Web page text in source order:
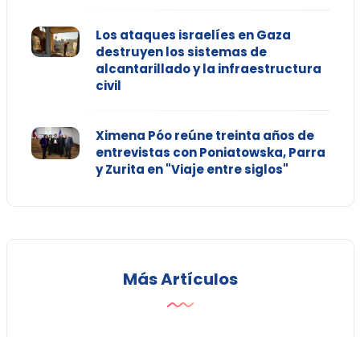
Los ataques israelíes en Gaza
destruyen los sistemas de
alcantarillado y la infraestructura
civil
Ximena Póo reúne treinta años de
entrevistas con Poniatowska, Parra
y Zurita en "Viaje entre siglos"
Más Artículos